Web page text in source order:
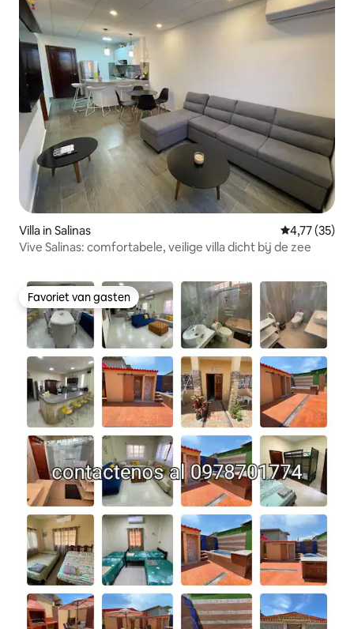
Villa in Salinas Gemiddelde
4,77 (35)
Vive Salinas: comfortabele, veilige villa dicht bij de zee
Favoriet van gasten
Favoriet van gasten